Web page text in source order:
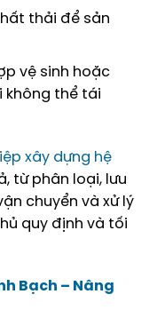
thải để sản
vệ sinh hoặc
không thể tái
xây dựng hệ
từ phân loại, lưu
chuyển và xử lý
quy định và tối
Bạch – Nâng